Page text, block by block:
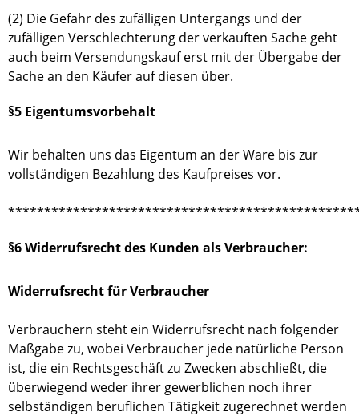
(2) Die Gefahr des zufälligen Untergangs und der
zufälligen Verschlechterung der verkauften Sache geht
auch beim Versendungskauf erst mit der Übergabe der
Sache an den Käufer auf diesen über.
§5 Eigentumsvorbehalt
Wir behalten uns das Eigentum an der Ware bis zur
vollständigen Bezahlung des Kaufpreises vor.
§6 Widerrufsrecht des Kunden als Verbraucher:
Widerrufsrecht für Verbraucher
Verbrauchern steht ein Widerrufsrecht nach folgender
Maßgabe zu, wobei Verbraucher jede natürliche Person
ist, die ein Rechtsgeschäft zu Zwecken abschließt, die
überwiegend weder ihrer gewerblichen noch ihrer
selbständigen beruflichen Tätigkeit zugerechnet werden